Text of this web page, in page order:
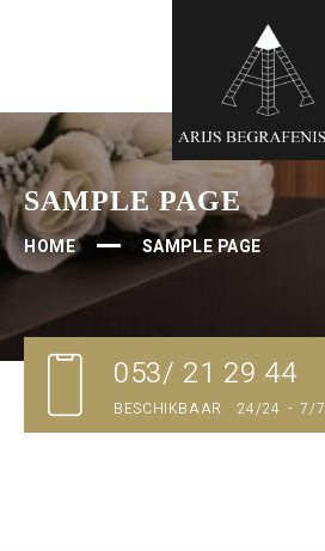
SAMPLE PAGE
HOME SAMPLE PAGE
053/ 21 29 44
BESCHIKBAAR 24/24 - 7/7